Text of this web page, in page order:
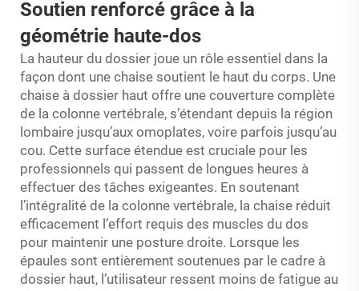
Soutien renforcé grâce à la
géométrie haute-dos
La hauteur du dossier joue un rôle essentiel dans la
façon dont une chaise soutient le haut du corps. Une
chaise à dossier haut offre une couverture complète
de la colonne vertébrale, s’étendant depuis la région
lombaire jusqu’aux omoplates, voire parfois jusqu’au
cou. Cette surface étendue est cruciale pour les
professionnels qui passent de longues heures à
effectuer des tâches exigeantes. En soutenant
l’intégralité de la colonne vertébrale, la chaise réduit
efficacement l’effort requis des muscles du dos
pour maintenir une posture droite. Lorsque les
épaules sont entièrement soutenues par le cadre à
dossier haut, l’utilisateur ressent moins de fatigue au